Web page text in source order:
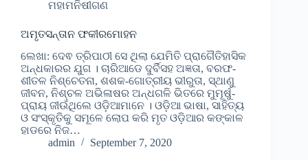
ମହାମନିଷୀଗଣ
ଅମୃତସନ୍ତାନ ଫକୀରମୋହନ
ଲେଖା: ଦେଵ ତ୍ରିପାଠୀ ସେ ଥିଲା ଯେମିତି ପ୍ରାଗୈତିହାସିକ
ଅନ୍ଧକାରର ଯୁଗ । ଚାରିଆଡେ ଦୁର୍ବିସହ ଅଜ୍ଞତା, ବରଫ-
ଶୀତଳ ନିଶ୍ଚେତନା, ଶଶକ-ଗୋତ୍ରୀୟ ଭୀରୁତା, ସ୍ଥାଣୁ
ଜୀବନ, ନିଶ୍ଚଳ ଅଭିଳାଷର ଅନ୍ଧଗଳି ଭିତରେ ମୁମୂର୍ଷୁ-
ପ୍ରାୟ ଜୀଉଁଥିଲେ ଓଡ଼ିଆମାନେ । ଓଡ଼ିଆ ଭାଷା, ସାହିତ୍ୟ
ଓ ସଂସ୍କୃତିକୁ ସମୂଳେ ଲୋପ କରି ମୃତ ଓଡ଼ିଆର କଙ୍କାଳ
ହାଡରେ ନିଜ…
admin
September 7, 2020